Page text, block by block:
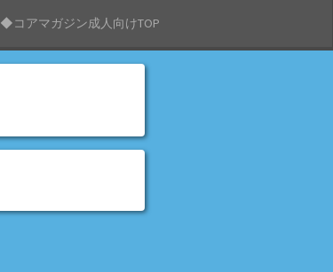
◆コアマガジン成人向けTOP